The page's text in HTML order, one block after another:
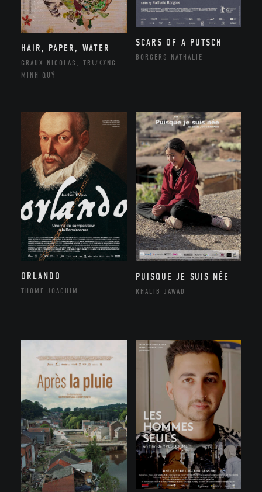
HAIR, PAPER, WATER
GRAUX NICOLAS, TRƯƠNG
MINH QUÝ
SCARS OF A PUTSCH
BORGERS NATHALIE
ORLANDO
THÔME JOACHIM
PUISQUE JE SUIS NÉE
RHALIB JAWAD